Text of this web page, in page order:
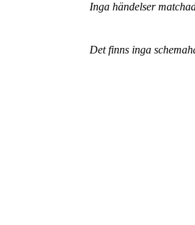
Inga händelser
Det finns inga